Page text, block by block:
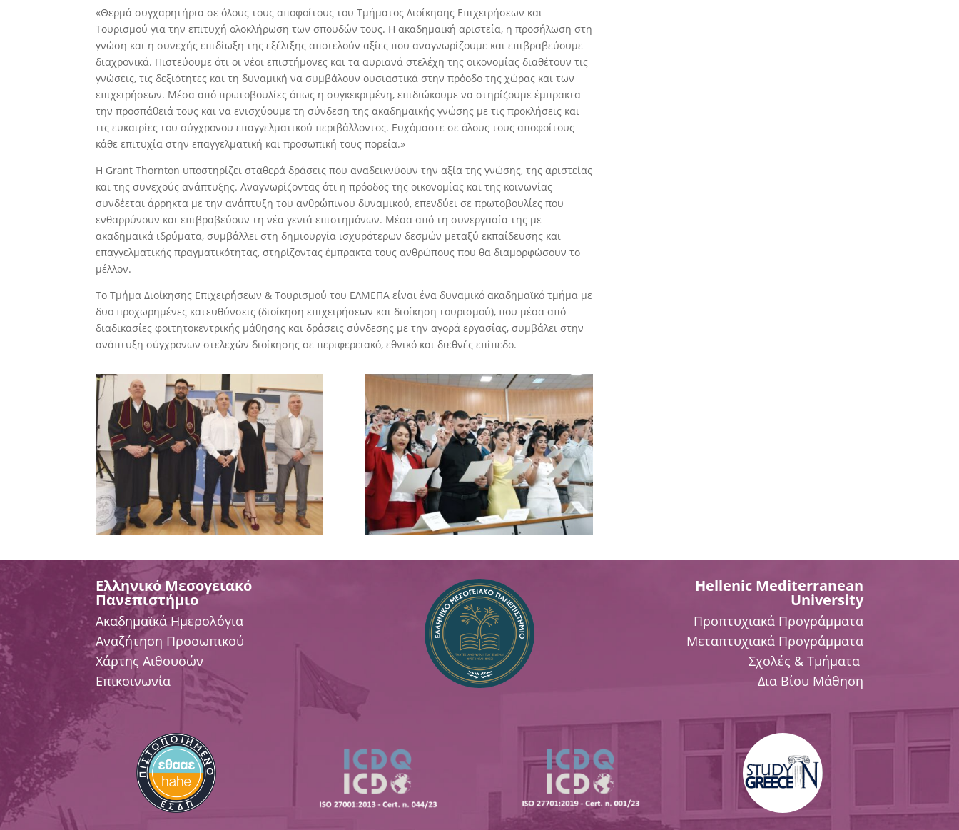
«Θερμά συγχαρητήρια σε όλους τους αποφοίτους του Τμήματος Διοίκησης Επιχειρήσεων και
Τουρισμού για την επιτυχή ολοκλήρωση των σπουδών τους. Η ακαδημαϊκή αριστεία, η προσήλωση στη
γνώση και η συνεχής επιδίωξη της εξέλιξης αποτελούν αξίες που αναγνωρίζουμε και επιβραβεύουμε
διαχρονικά. Πιστεύουμε ότι οι νέοι επιστήμονες και τα αυριανά στελέχη της οικονομίας διαθέτουν τις
γνώσεις, τις δεξιότητες και τη δυναμική να συμβάλουν ουσιαστικά στην πρόοδο της χώρας και των
επιχειρήσεων. Μέσα από πρωτοβουλίες όπως η συγκεκριμένη, επιδιώκουμε να στηρίζουμε έμπρακτα
την προσπάθειά τους και να ενισχύουμε τη σύνδεση της ακαδημαϊκής γνώσης με τις προκλήσεις και
τις ευκαιρίες του σύγχρονου επαγγελματικού περιβάλλοντος. Ευχόμαστε σε όλους τους αποφοίτους
κάθε επιτυχία στην επαγγελματική και προσωπική τους πορεία.»
Η Grant Thornton υποστηρίζει σταθερά δράσεις που αναδεικνύουν την αξία της γνώσης, της αριστείας
και της συνεχούς ανάπτυξης. Αναγνωρίζοντας ότι η πρόοδος της οικονομίας και της κοινωνίας
συνδέεται άρρηκτα με την ανάπτυξη του ανθρώπινου δυναμικού, επενδύει σε πρωτοβουλίες που
ενθαρρύνουν και επιβραβεύουν τη νέα γενιά επιστημόνων. Μέσα από τη συνεργασία της με
ακαδημαϊκά ιδρύματα, συμβάλλει στη δημιουργία ισχυρότερων δεσμών μεταξύ εκπαίδευσης και
επαγγελματικής πραγματικότητας, στηρίζοντας έμπρακτα τους ανθρώπους που θα διαμορφώσουν το
μέλλον.
Το Τμήμα Διοίκησης Επιχειρήσεων & Τουρισμού του ΕΛΜΕΠΑ είναι ένα δυναμικό ακαδημαϊκό τμήμα με
δυο προχωρημένες κατευθύνσεις (διοίκηση επιχειρήσεων και διοίκηση τουρισμού), που μέσα από
διαδικασίες φοιτητοκεντρικής μάθησης και δράσεις σύνδεσης με την αγορά εργασίας, συμβάλει στην
ανάπτυξη σύγχρονων στελεχών διοίκησης σε περιφερειακό, εθνικό και διεθνές επίπεδο.
Ελληνικό Μεσογειακό
Πανεπιστήμιο
Ακαδημαϊκά Ημερολόγια
Αναζήτηση Προσωπικού
Χάρτης Αιθουσών
Επικοινωνία
Hellenic Mediterranean
University
Προπτυχιακά Προγράμματα
Μεταπτυχιακά Προγράμματα
Σχολές & Τμήματα
Δια Βίου Μάθηση